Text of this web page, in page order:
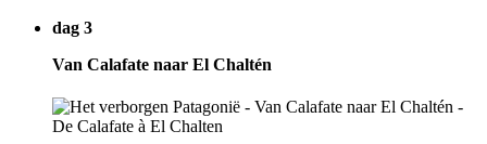
dag 3
Van Calafate naar El Chaltén